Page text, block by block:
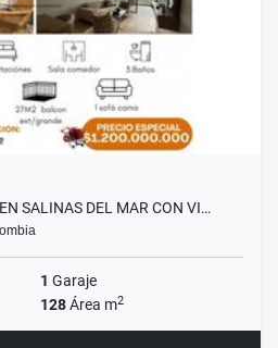
SALINAS DEL MAR CON VI…
1 Garaje
128Área m2